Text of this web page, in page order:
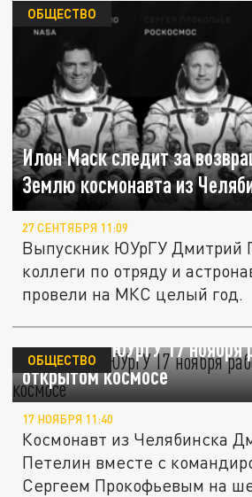
Илон Маск следит за
Землю космонавта из
ОБЩЕСТВО
27 СЕНТЯБРЯ 11:09
Выпускник ЮУрГУ Дмитрий
коллеги по отряду и
провели на МКС целый год.
Выпускник ЮУрГУ 17 ноября
открытом космосе
ОБЩЕСТВО
17 НОЯБРЯ 11:40
Космонавт из Челябинска
Петелин вместе с
Сергеем Прокофьевым на